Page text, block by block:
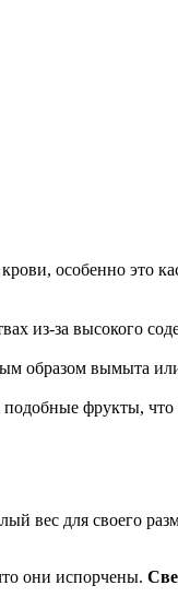
особенно это
из-за высокого
образом вымыта
фрукты,
вес для своего
они испорчены.